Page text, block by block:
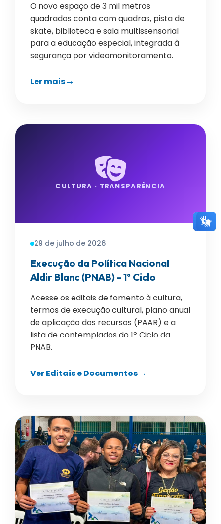
O novo espaço de 3 mil metros
quadrados conta com quadras, pista de
skate, biblioteca e sala multissensorial
para a educação especial, integrada à
segurança por videomonitoramento.
Ler mais
CULTURA · TRANSPARÊNCIA
29 de julho de 2026
Execução da Política Nacional
Aldir Blanc (PNAB) - 1º Ciclo
Acesse os editais de fomento à cultura,
termos de execução cultural, plano anual
de aplicação dos recursos (PAAR) e a
lista de contemplados do 1º Ciclo da
PNAB.
Ver Editais e Documentos